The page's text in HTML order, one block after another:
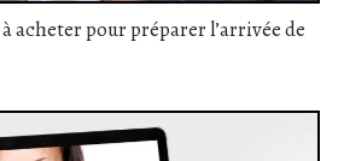
acheter pour préparer l’arrivée de